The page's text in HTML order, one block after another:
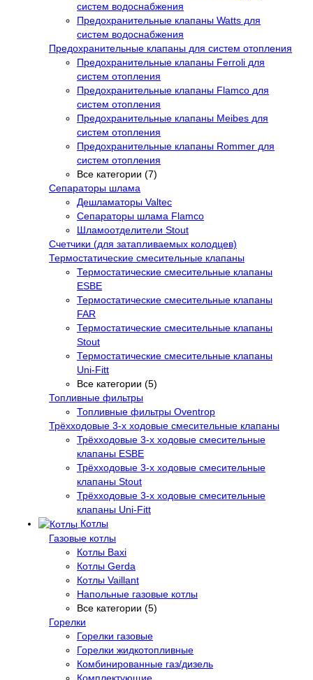
систем водоснабжения
Предохранительные клапаны Watts для
систем водоснабжения
Предохранительные клапаны для систем отопления
Предохранительные клапаны Ferroli для
систем отопления
Предохранительные клапаны Flamco для
систем отопления
Предохранительные клапаны Meibes для
систем отопления
Предохранительные клапаны Rommer для
систем отопления
Все категории (7)
Сепараторы шлама
Дешламаторы Valtec
Сепараторы шлама Flamco
Шламоотделители Stout
Счетчики (для затапливаемых колодцев)
Термостатические смесительные клапаны
Термостатические смесительные клапаны
ESBE
Термостатические смесительные клапаны
FAR
Термостатические смесительные клапаны
Stout
Термостатические смесительные клапаны
Uni-Fitt
Все категории (5)
Топливные фильтры
Топливные фильтры Oventrop
Трёхходовые 3-х ходовые смесительные клапаны
Трёхходовые 3-х ходовые смесительные
клапаны ESBE
Трёхходовые 3-х ходовые смесительные
клапаны Stout
Трёхходовые 3-х ходовые смесительные
клапаны Uni-Fitt
Котлы
Газовые котлы
Котлы Baxi
Котлы Gerda
Котлы Vaillant
Напольные газовые котлы
Все категории (5)
Горелки
Горелки газовые
Горелки жидкотопливные
Комбинированные газ/дизель